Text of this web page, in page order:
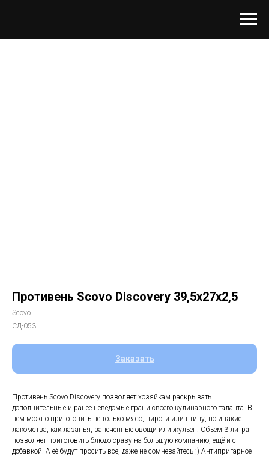
Противень Scovo Discovery 39,5х27х2,5
Scovo
СД-053
Заказать
Противень Scovo Discovery позволяет хозяйкам раскрывать
дополнительные и ранее неведомые грани своего кулинарного таланта. В
нём можно приготовить не только мясо, пироги или птицу, но и такие
лакомства, как лазанья, запеченные овощи или жульен. Объём 3 литра
позволяет приготовить блюдо сразу на большую компанию, ещё и с
добавкой! А её будут просить все, даже не сомневайтесь ;) Антипригарное